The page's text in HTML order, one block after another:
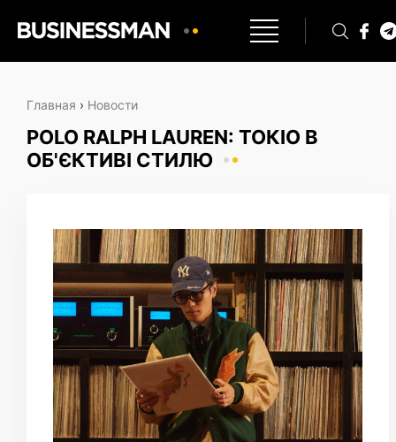
Главная › Новости
POLO RALPH LAUREN: ТОКІО В
ОБ'ЄКТИВІ СТИЛЮ